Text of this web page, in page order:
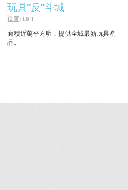
玩具“反”斗城
位置: L9 1
面積近萬平方呎，提供全城最新玩具產
品。